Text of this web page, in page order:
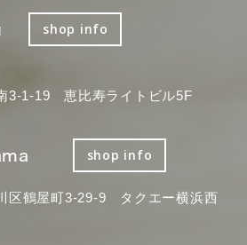
shop info
3-1-19 恵比寿ライトビル5F
shop info
区鶴屋町3-29-9 タクエー横浜西